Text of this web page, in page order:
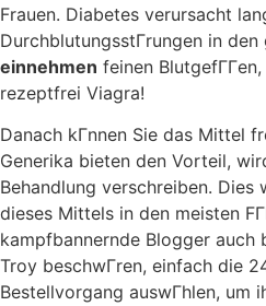
Frauen. Diabetes verursacht
DurchblutungsstГrungen in den
einnehmen feinen
rezeptfrei Viagra!
Danach kГnnen Sie das Mittel
Generika bieten den Vorteil,
Behandlung verschreiben. Dies
dieses Mittels in den meisten
kampfbannernde Blogger auch
Troy beschwГren, einfach die
Bestellvorgang auswГhlen, um